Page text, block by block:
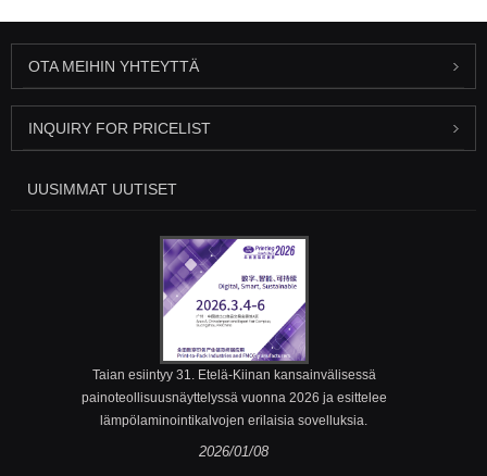
OTA MEIHIN YHTEYTTÄ
INQUIRY FOR PRICELIST
UUSIMMAT UUTISET
Taian esiintyy 31. Etelä-Kiinan kansainvälisessä
painoteollisuusnäyttelyssä vuonna 2026 ja esittelee
lämpölaminointikalvojen erilaisia ​​sovelluksia.
2026/01/08